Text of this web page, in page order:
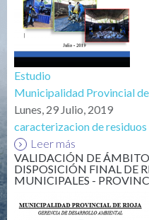
Estudio
Municipalidad Provincial
Lunes, 29 Julio, 2019
caracterizacion de
Leer más
VALIDACIÓN DE
DISPOSICIÓN FINAL DE
MUNICIPALES -